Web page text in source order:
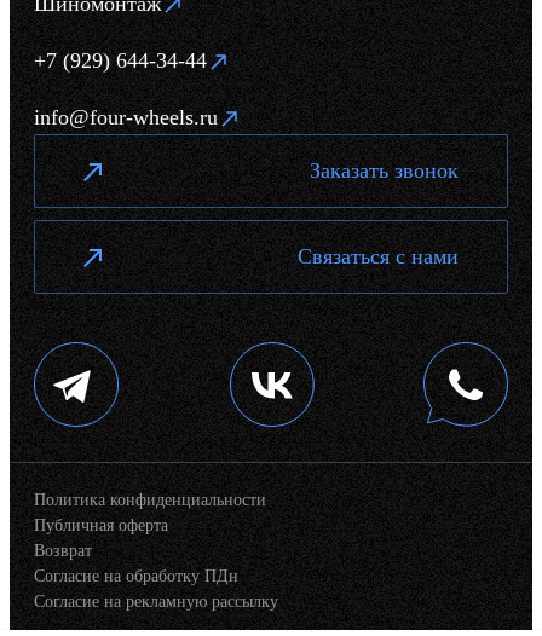
+7 (929) 644-34-44
info@four-wheels.ru
Заказать звонок
Связаться с нами
Политика конфиденциальности
Публичная оферта
Возврат
Согласие на обработку ПДн
Согласие на рекламную рассылку